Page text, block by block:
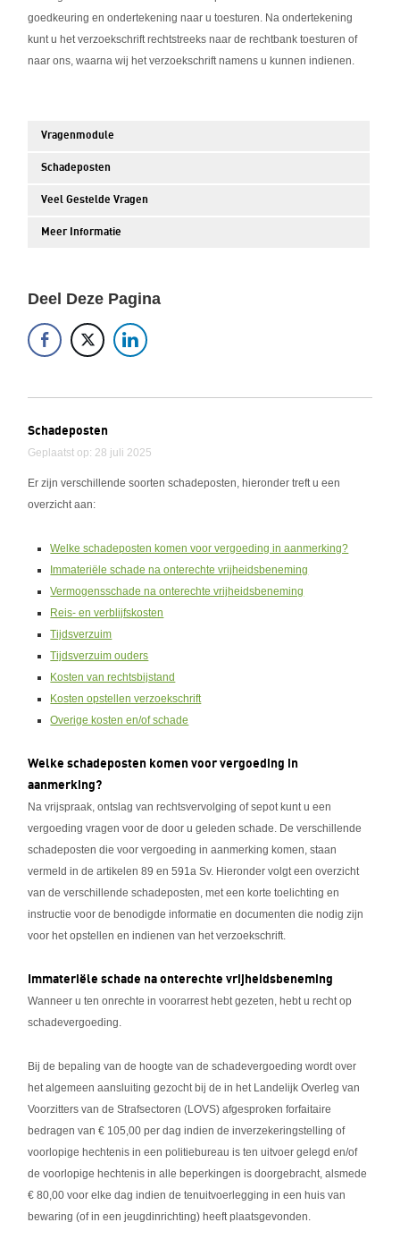
goedkeuring en ondertekening naar u toesturen. Na ondertekening
kunt u het verzoekschrift rechtstreeks naar de rechtbank toesturen of
naar ons, waarna wij het verzoekschrift namens u kunnen indienen.
Vragenmodule
Schadeposten
Veel Gestelde Vragen
Meer Informatie
Deel Deze Pagina
Schadeposten
Geplaatst op: 28 juli 2025
Er zijn verschillende soorten schadeposten, hieronder treft u een
overzicht aan:
Welke schadeposten komen voor vergoeding in aanmerking?
Immateriële schade na onterechte vrijheidsbeneming
Vermogensschade na onterechte vrijheidsbeneming
Reis- en verblijfskosten
Tijdsverzuim
Tijdsverzuim ouders
Kosten van rechtsbijstand
Kosten opstellen verzoekschrift
Overige kosten en/of schade
Welke schadeposten komen voor vergoeding in
aanmerking?
Na vrijspraak, ontslag van rechtsvervolging of sepot kunt u een
vergoeding vragen voor de door u geleden schade. De verschillende
schadeposten die voor vergoeding in aanmerking komen, staan
vermeld in de artikelen 89 en 591a Sv. Hieronder volgt een overzicht
van de verschillende schadeposten, met een korte toelichting en
instructie voor de benodigde informatie en documenten die nodig zijn
voor het opstellen en indienen van het verzoekschrift.
Immateriële schade na onterechte vrijheidsbeneming
Wanneer u ten onrechte in voorarrest hebt gezeten, hebt u recht op
schadevergoeding.
Bij de bepaling van de hoogte van de schadevergoeding wordt over
het algemeen aansluiting gezocht bij de in het Landelijk Overleg van
Voorzitters van de Strafsectoren (LOVS) afgesproken forfaitaire
bedragen van € 105,00 per dag indien de inverzekeringstelling of
voorlopige hechtenis in een politiebureau is ten uitvoer gelegd en/of
de voorlopige hechtenis in alle beperkingen is doorgebracht, alsmede
€ 80,00 voor elke dag indien de tenuitvoerlegging in een huis van
bewaring (of in een jeugdinrichting) heeft plaatsgevonden.